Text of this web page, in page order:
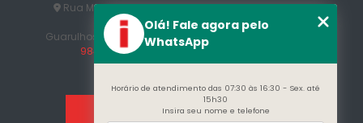
Rua Manuel Jesus Fernandes , 172 - Jardim Santo
Afonso
Guarulhos - SP - CEP: 07215-230
(11) 3296-7700
98409-5498
contato@incalfer.com.br
Home
Olá! Fale agora pelo
WhatsApp
Horário de atendimento das 07:30 às 16:30 - Sex. até
15h30
Insira seu nome e telefone